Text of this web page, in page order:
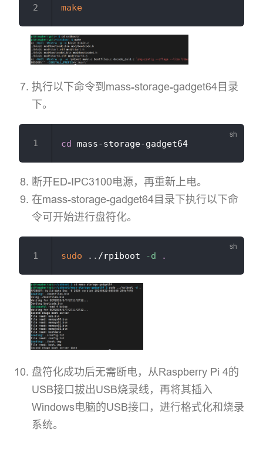
make
执行以下命令到mass-storage-gadget64目录
下。
cd
断开ED-IPC3100电源，再重新上电。
在mass-storage-gadget64目录下执行以下命
令可开始进行盘符化。
sudo .. /rpiboot -d .
盘符化成功后无需断电，从Raspberry Pi 4的
USB接口拔出USB烧录线，再将其插入
Windows电脑的USB接口，进行格式化和烧录
系统。